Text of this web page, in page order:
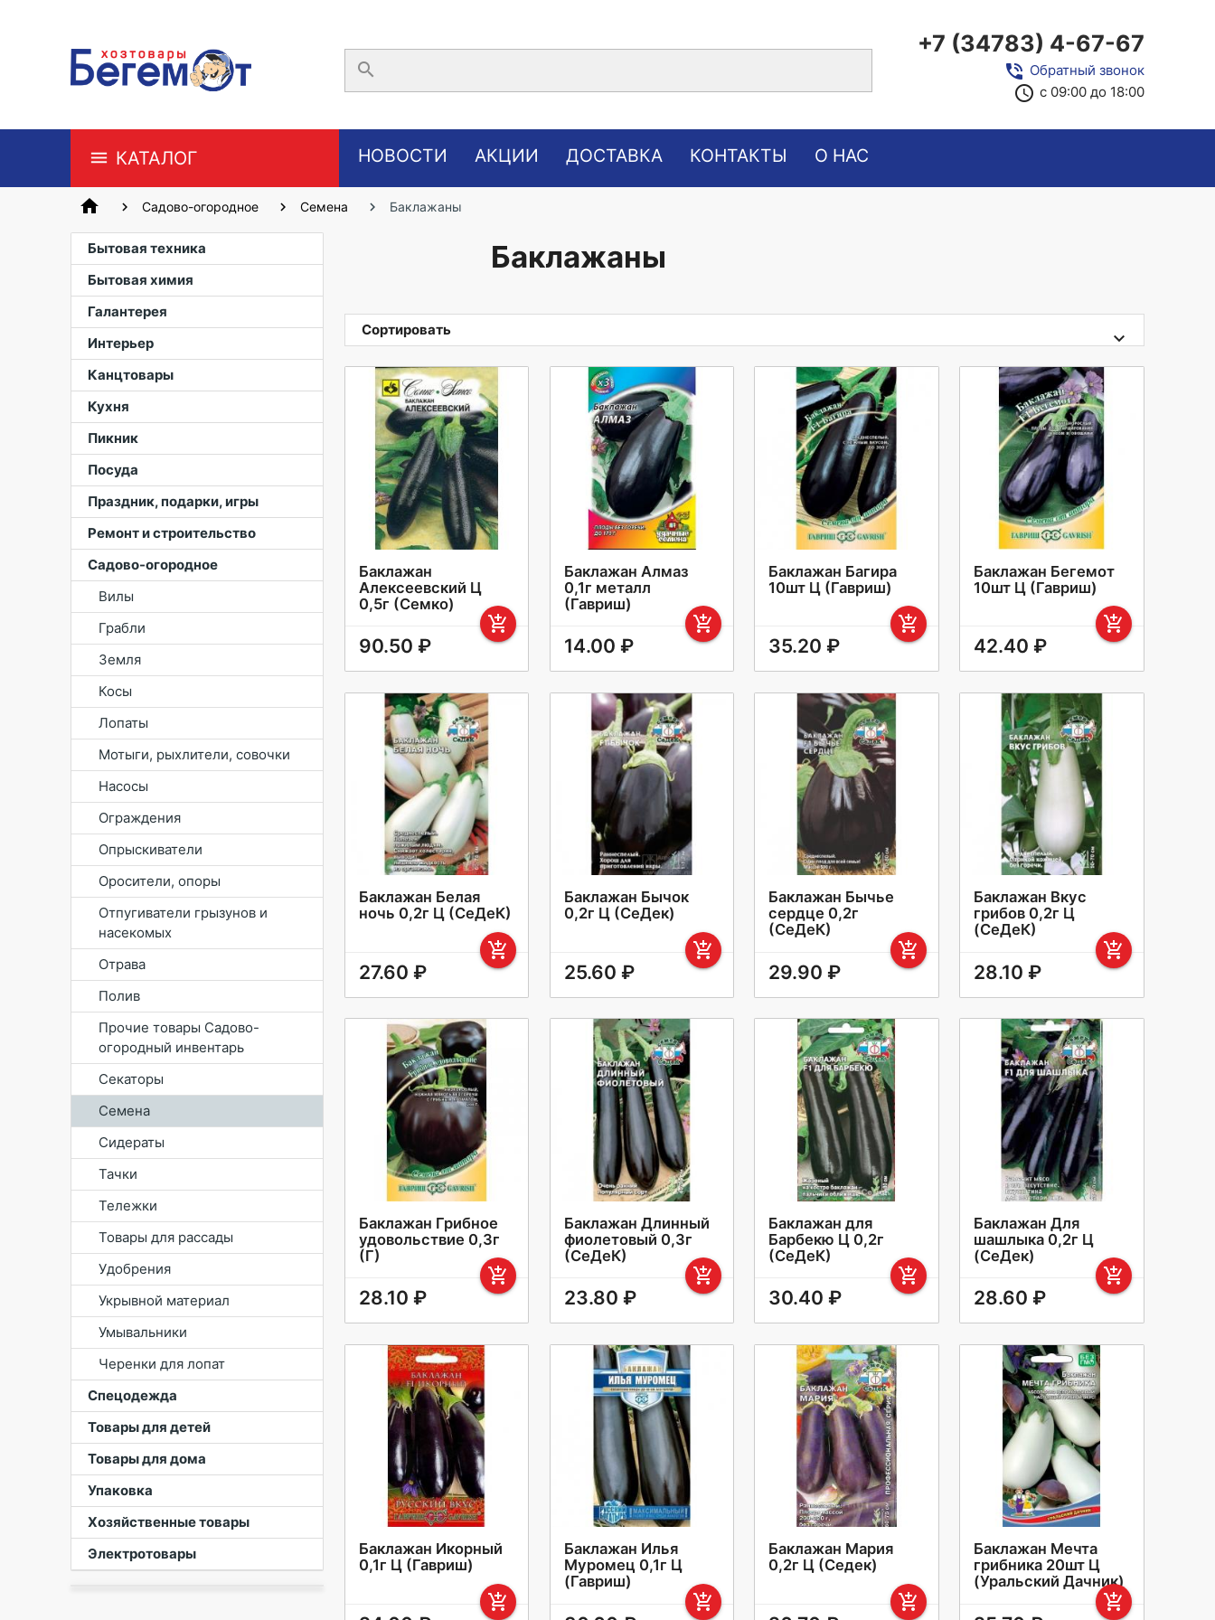
search
+7 (34783) 4-67-67
phone_in_talk Обратный звонок
access_time с 09:00 до 18:00
КАТАЛОГ НОВОСТИ АКЦИИ ДОСТАВКА КОНТАКТЫ О НАС
home Садово-огородное Семена Баклажаны
Бытовая техника
Бытовая химия
Галантерея
Интерьер
Канцтовары
Кухня
Пикник
Посуда
Праздник, подарки, игры
Ремонт и строительство
Садово-огородное
Вилы
Грабли
Земля
Косы
Лопаты
Мотыги, рыхлители, совочки
Насосы
Ограждения
Опрыскиватели
Оросители, опоры
Отпугиватели грызунов и
насекомых
Отрава
Полив
Прочие товары Садово-
огородный инвентарь
Секаторы
Семена
Сидераты
Тачки
Тележки
Товары для рассады
Удобрения
Укрывной материал
Умывальники
Черенки для лопат
Спецодежда
Товары для детей
Товары для дома
Упаковка
Хозяйственные товары
Электротовары
Баклажаны
Сортировать
Баклажан
Алексеевский Ц
0,5г (Семко)
add_shopping_cart
90.50 ₽
Баклажан Алмаз
0,1г металл
(Гавриш)
add_shopping_cart
14.00 ₽
Баклажан Багира
10шт Ц (Гавриш)
add_shopping_cart
35.20 ₽
Баклажан Бегемот
10шт Ц (Гавриш)
add_shopping_cart
42.40 ₽
Баклажан Белая
ночь 0,2г Ц (СеДеК)
add_shopping_cart
27.60 ₽
Баклажан Бычок
0,2г Ц (СеДек)
add_shopping_cart
25.60 ₽
Баклажан Бычье
сердце 0,2г
(СеДеК)
add_shopping_cart
29.90 ₽
Баклажан Вкус
грибов 0,2г Ц
(СеДеК)
add_shopping_cart
28.10 ₽
Баклажан Грибное
удовольствие 0,3г
(Г)
add_shopping_cart
28.10 ₽
Баклажан Длинный
фиолетовый 0,3г
(СеДеК)
add_shopping_cart
23.80 ₽
Баклажан для
Барбекю Ц 0,2г
(СеДеК)
add_shopping_cart
30.40 ₽
Баклажан Для
шашлыка 0,2г Ц
(СеДек)
add_shopping_cart
28.60 ₽
Баклажан Икорный
0,1г Ц (Гавриш)
add_shopping_cart
Баклажан Илья
Муромец 0,1г Ц
(Гавриш)
add_shopping_cart
Баклажан Мария
0,2г Ц (Седек)
add_shopping_cart
Баклажан Мечта
грибника 20шт Ц
(Уральский Дачник)
add_shopping_cart